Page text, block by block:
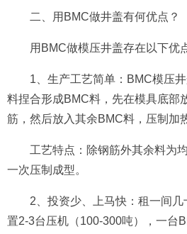
二、用BMC做井盖有何优点？
用BMC做模压井盖存在以下优
1、生产工艺简单：BMC模压
料捏合形成BMC料，先在模具底部
筋，然后放入其余BMC料，压制加
工艺特点：除钢筋外其余料为
一次压制成型。
2、投资少、上马快：租一间
置2-3台压机（100-300吨），一台